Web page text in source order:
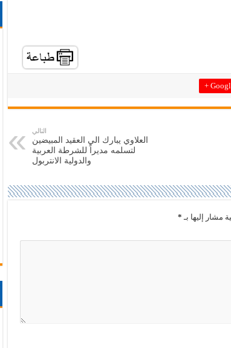
Google
التالي
العلاوي يبارك الي العقيد المبيضين
لتسلمه مديراً للشرطة العربية
والدولية الانتربول
مشار إليها بـ *